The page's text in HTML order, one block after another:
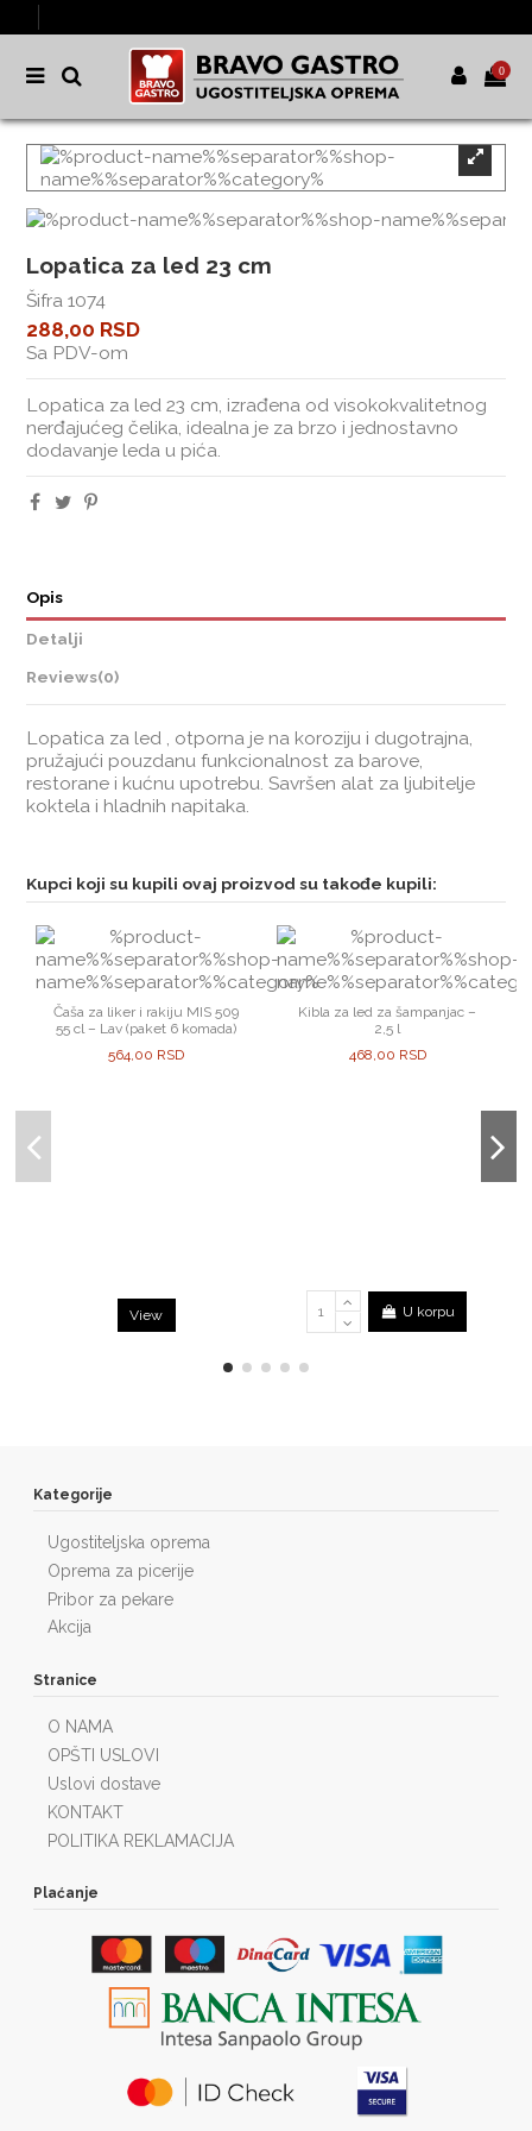
0
Lopatica za led 23 cm
Šifra 1074
288,00 RSD
Sa PDV-om
Lopatica za led 23 cm, izrađena od visokokvalitetnog
nerđajućeg čelika, idealna je za brzo i jednostavno
dodavanje leda u pića.
Opis
Detalji
Reviews(0)
Lopatica za led , otporna je na koroziju i dugotrajna,
pružajući pouzdanu funkcionalnost za barove,
restorane i kućnu upotrebu. Savršen alat za ljubitelje
koktela i hladnih napitaka.
Kupci koji su kupili ovaj proizvod su takođe kupili:
Čaša za liker i rakiju MIS 509
55 cl – Lav (paket 6 komada)
564,00 RSD
View
Kibla za led za šampanjac –
2,5 l
468,00 RSD
U korpu
Kategorije
Ugostiteljska oprema
Oprema za picerije
Pribor za pekare
Akcija
Stranice
O NAMA
OPŠTI USLOVI
Uslovi dostave
KONTAKT
POLITIKA REKLAMACIJA
Plaćanje